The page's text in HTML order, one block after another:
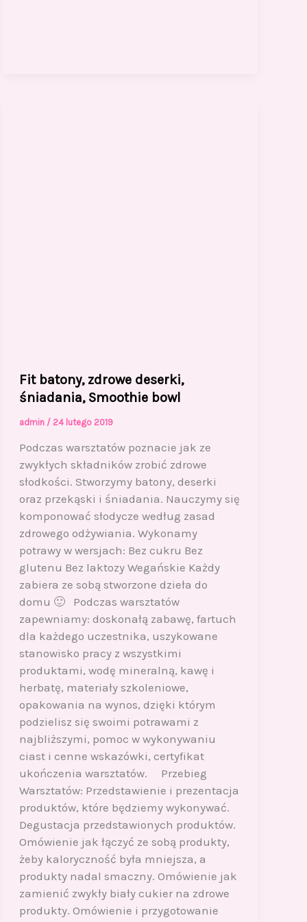
Fit batony, zdrowe deserki,
śniadania, Smoothie bowl
admin / 24 lutego 2019
Podczas warsztatów poznacie jak ze
zwykłych składników zrobić zdrowe
słodkości. Stworzymy batony, deserki
oraz przekąski i śniadania. Nauczymy się
komponować słodycze według zasad
zdrowego odżywiania. Wykonamy
potrawy w wersjach: Bez cukru Bez
glutenu Bez laktozy Wegańskie Każdy
zabiera ze sobą stworzone dzieła do
domu 🙂 Podczas warsztatów
zapewniamy: doskonałą zabawę, fartuch
dla każdego uczestnika, uszykowane
stanowisko pracy z wszystkimi
produktami, wodę mineralną, kawę i
herbatę, materiały szkoleniowe,
opakowania na wynos, dzięki którym
podzielisz się swoimi potrawami z
najbliższymi, pomoc w wykonywaniu
ciast i cenne wskazówki, certyfikat
ukończenia warsztatów. Przebieg
Warsztatów: Przedstawienie i prezentacja
produktów, które będziemy wykonywać.
Degustacja przedstawionych produktów.
Omówienie jak łączyć ze sobą produkty,
żeby kaloryczność była mniejsza, a
produkty nadal smaczny. Omówienie jak
zamienić zwykły biały cukier na zdrowe
produkty. Omówienie i przygotowanie